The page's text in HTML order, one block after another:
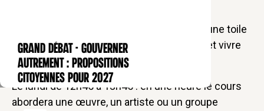
CONFÉRENCE
GRAND DÉBAT - Gouverner
autrement : propositions
citoyennes pour 2027
Chaque mois, une heure de pause devant une toile
de maître, pour la regarder, la comprendre et vivre
grâce à elle une expérience spirituelle.
Le lundi de 12h45 à 13h45 : en une heure le cours
abordera une œuvre, un artiste ou un groupe